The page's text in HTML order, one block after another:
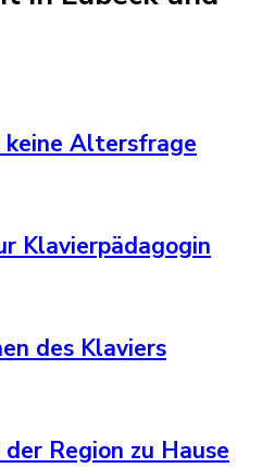
Altersfrage
Klavierpädagogin
des Klaviers
Region zu Hause